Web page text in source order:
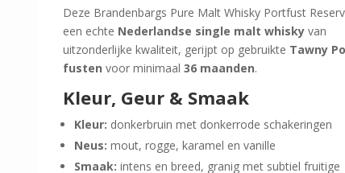
Deze Brandenbargs Pure Malt Whisky Portfust
een echte Nederlandse single malt whisky van
uitzonderlijke kwaliteit, gerijpt op gebruikte Tawny
fusten voor minimaal36 maanden.
Kleur, Geur & Smaak
Kleur: donkerbruin met donkerrode schakeringen
Neus: mout, rogge, karamel en vanille
Smaak: intens en breed, granig met subtiel fruitige